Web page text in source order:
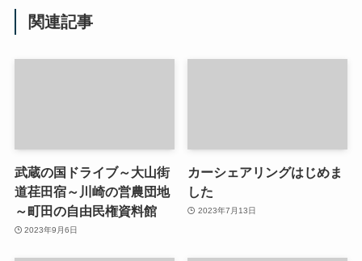
関連記事
武蔵の国ドライブ～大山街
道荏田宿～川崎の営農団地
～町田の自由民権資料館
2023年9月6日
カーシェアリングはじめま
した
2023年7月13日